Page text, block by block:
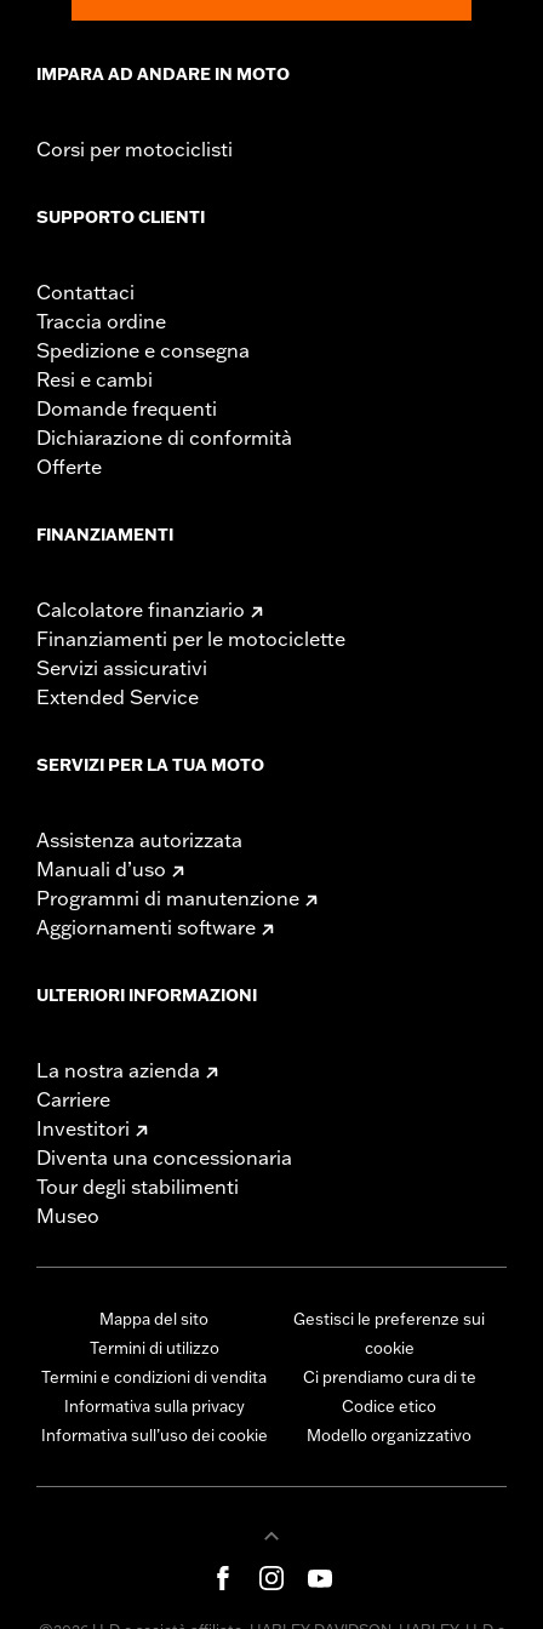
IMPARA AD ANDARE IN MOTO
Corsi per motociclisti
SUPPORTO CLIENTI
Contattaci
Traccia ordine
Spedizione e consegna
Resi e cambi
Domande frequenti
Dichiarazione di conformità
Offerte
FINANZIAMENTI
Calcolatore finanziario
Finanziamenti per le motociclette
Servizi assicurativi
Extended Service
SERVIZI PER LA TUA MOTO
Assistenza autorizzata
Manuali d’uso
Programmi di manutenzione
Aggiornamenti software
ULTERIORI INFORMAZIONI
La nostra azienda
Carriere
Investitori
Diventa una concessionaria
Tour degli stabilimenti
Museo
Mappa del sito
Termini di utilizzo
Termini e condizioni di vendita
Informativa sulla privacy
Informativa sull’uso dei cookie
Gestisci le preferenze sui
cookie
Ci prendiamo cura di te
Codice etico
Modello organizzativo